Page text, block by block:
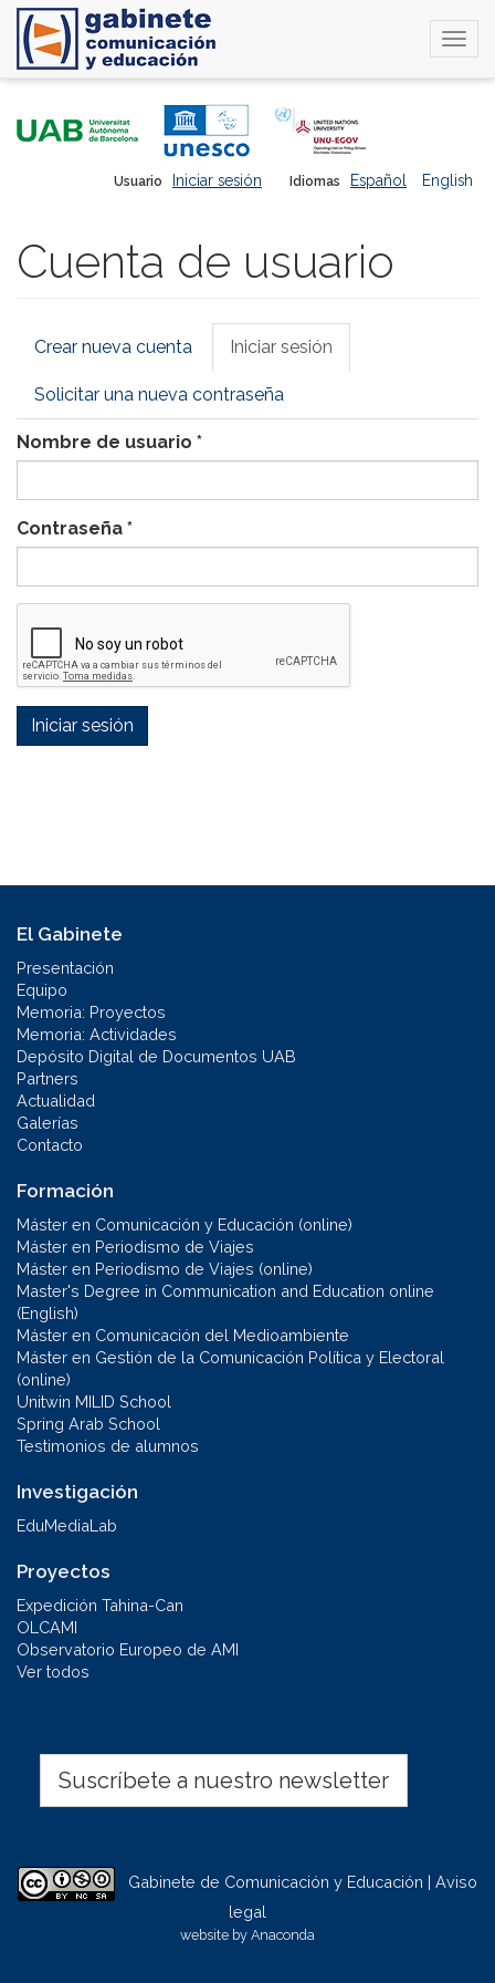
Idiomas Español English
Usuario Iniciar sesión
Cuenta de usuario
Solapas
Crear nueva cuenta Iniciar sesión
activa)
Solicitar una nueva contraseña
Nombre de usuario *
Contraseña *
Iniciar sesión
El Gabinete
Presentación
Equipo
Memoria: Proyectos
Memoria: Actividades
Depósito Digital de Documentos UAB
Partners
Actualidad
Galerías
Contacto
Formación
Máster en Comunicación y Educación (online)
Máster en Periodismo de Viajes
Máster en Periodismo de Viajes (online)
Master's Degree in Communication and Education online
(English)
Máster en Comunicación del Medioambiente
Máster en Gestión de la Comunicación Política y Electoral
(online)
Unitwin MILID School
Spring Arab School
Testimonios de alumnos
Investigación
EduMediaLab
Proyectos
Expedición Tahina-Can
OLCAMI
Observatorio Europeo de AMI
Ver todos
Suscríbete a nuestro newsletter
Gabinete de Comunicación y Educación | Aviso
legal
website by Anaconda